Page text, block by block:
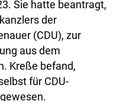
Sie hatte beantragt,
der
(CDU), zur
aus dem
Kreße befand,
für CDU-